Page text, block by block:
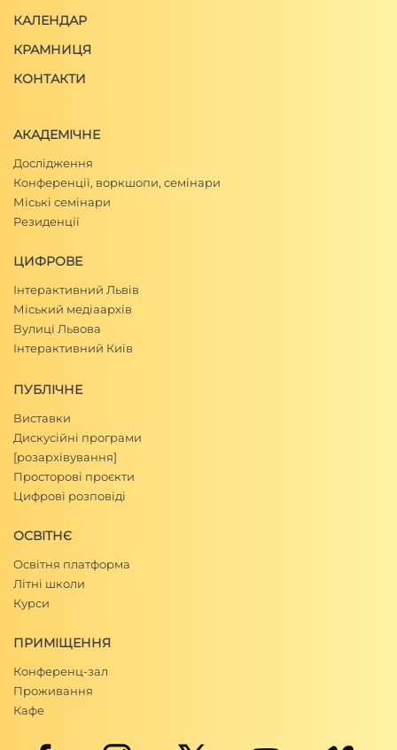
КАЛЕНДАР
КРАМНИЦЯ
КОНТАКТИ
АКАДЕМІЧНЕ
Дослідження
Конференції, воркшопи, семінари
Міські семінари
Резиденції
ЦИФРОВЕ
Інтерактивний Львів
Міський медіаархів
Вулиці Львова
Інтерактивний Київ
ПУБЛІЧНЕ
Виставки
Дискусійні програми
[розархівування]
Просторові проєкти
Цифрові розповіді
ОСВІТНЄ
Освітня платформа
Літні школи
Курси
ПРИМІЩЕННЯ
Конференц-зал
Проживання
Кафе